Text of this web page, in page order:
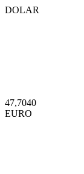
DOLAR
47,7040
EURO